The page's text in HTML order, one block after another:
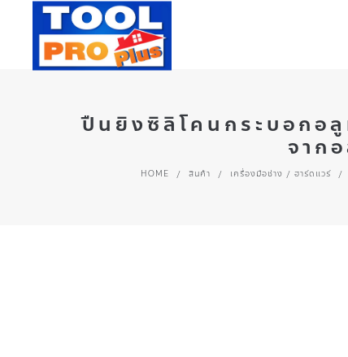
ปืนยิงซิลิโคนกระบอกอ
จาก
HOME / สินค้า / เครื่องมือช่าง / ฮาร์ดแวร์ /